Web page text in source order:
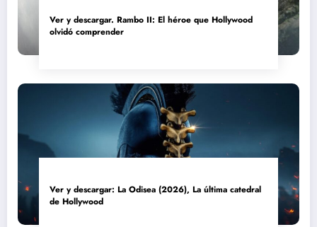
Ver y descargar. Rambo II: El héroe que Hollywood
olvidó comprender
Ver y descargar: La Odisea (2026), La última catedral
de Hollywood